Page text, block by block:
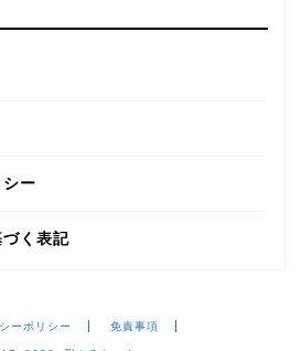
ー
く表記
ーポリシー 免責事項